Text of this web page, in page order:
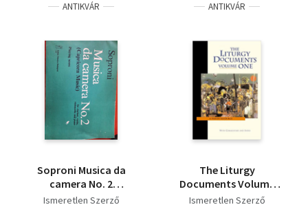
ANTIKVÁR
Soproni Musica da
camera No. 2
(Capricorn Music) for
Ismeretlen Szerző
ANTIKVÁR
The Liturgy
Documents Volume
One
Ismeretlen Szerző